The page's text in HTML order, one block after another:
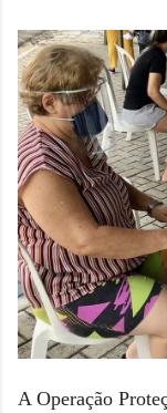
A Operação